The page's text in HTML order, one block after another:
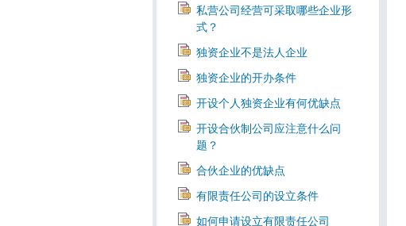
私营公司经营可采取哪些企业形
式？
独资企业不是法人企业
独资企业的开办条件
开设个人独资企业有何优缺点
开设合伙制公司应注意什么问
题？
合伙企业的优缺点
有限责任公司的设立条件
如何申请设立有限责任公司